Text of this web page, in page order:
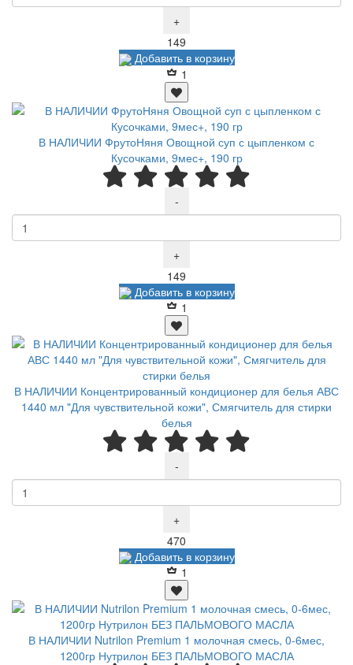
+
149
Добавить в корзину
1
В НАЛИЧИИ ФрутоНяня Овощной суп с цыпленком с
Кусочками, 9мес+, 190 гр
-
+
149
Добавить в корзину
1
В НАЛИЧИИ Концентрированный кондиционер для белья АВС
1440 мл "Для чувствительной кожи", Смягчитель для стирки
белья
-
+
470
Добавить в корзину
1
В НАЛИЧИИ Nutrilon Premium 1 молочная смесь, 0-6мес,
1200гр Нутрилон БЕЗ ПАЛЬМОВОГО МАСЛА